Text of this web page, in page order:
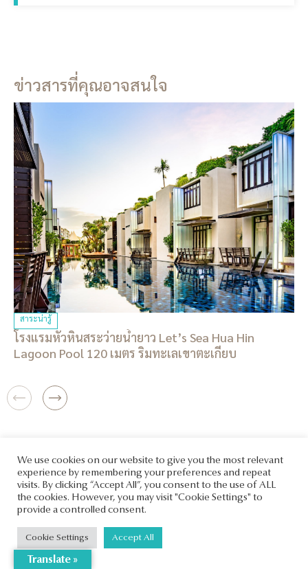
ข่าวสารที่คุณอาจสนใจ
สาระน่ารู้
โรงแรมหัวหินสระว่ายน้ำยาว Let’s Sea Hua Hin
Lagoon Pool 120 เมตร ริมทะเลเขาตะเกียบ
We use cookies on our website to give you the most relevant
experience by remembering your preferences and repeat
visits. By clicking “Accept All”, you consent to the use of ALL
the cookies. However, you may visit "Cookie Settings" to
provide a controlled consent.
Cookie Settings Accept All
Translate »